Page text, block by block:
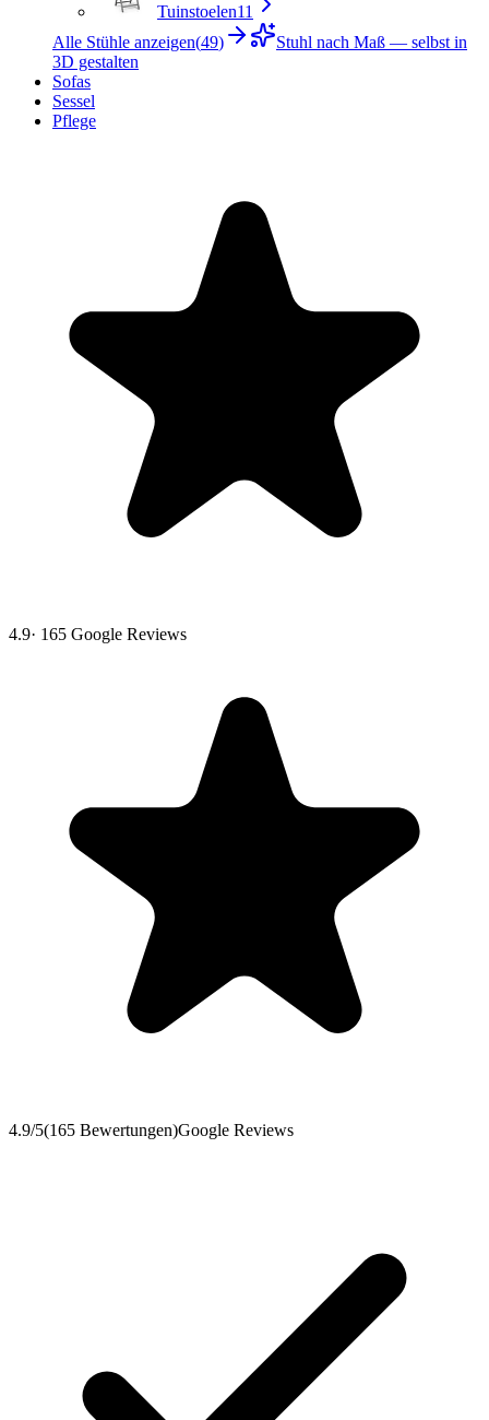
Tuinstoelen11
Alle Stühle anzeigen(49)
Stuhl nach Maß — selbst in
3D gestalten
Sofas
Sessel
Pflege
4.9· 165 Google Reviews
4.9/5(165 Bewertungen)Google Reviews